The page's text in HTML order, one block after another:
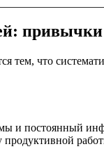
тем, что
и постоянный